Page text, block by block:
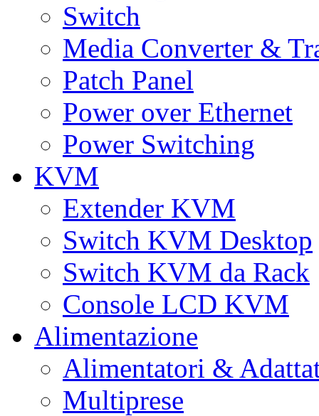
Switch
Media Converter &
Patch Panel
Power over Ethernet
Power Switching
KVM
Extender KVM
Switch KVM Desktop
Switch KVM da Rack
Console LCD KVM
Alimentazione
Alimentatori &
Multiprese